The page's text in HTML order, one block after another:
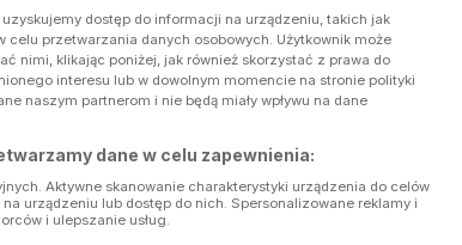
dostęp do informacji na urządzeniu, takich jak
celu przetwarzania danych osobowych. Użytkownik może
nimi, klikając poniżej, jak również skorzystać z prawa do
interesu lub w dowolnym momencie na stronie polityki
naszym partnerom i nie będą miały wpływu na dane
dane w celu zapewnienia:
Aktywne skanowanie charakterystyki urządzenia do celów
urządzeniu lub dostęp do nich. Spersonalizowane reklamy i
i ulepszanie usług.